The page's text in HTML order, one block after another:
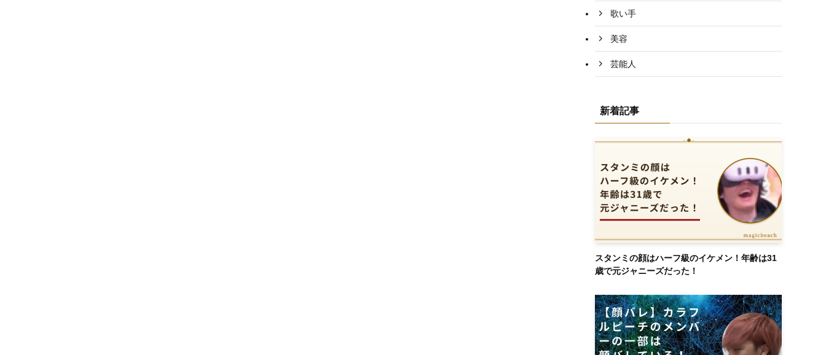
歌い手
美容
芸能人
新着記事
スタンミの顔はハーフ級のイケメン！年齢は31
歳で元ジャニーズだった！